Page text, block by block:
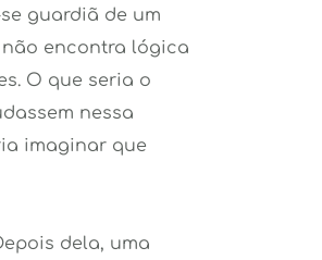
guardiã de um
encontra lógica
O que seria o
nessa
imaginar que
dela, uma